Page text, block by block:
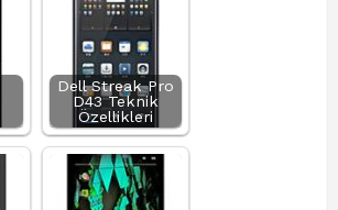
Dell Streak Pro
D43 Teknik
Özellikleri